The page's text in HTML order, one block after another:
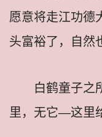
愿意将走江功德
头富裕了，自然
白鹤童子之
里，无它—这里